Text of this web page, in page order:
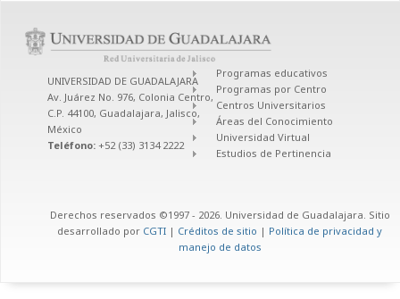
UNIVERSIDAD DE GUADALAJARA
Av. Juárez No. 976, Colonia Centro,
C.P. 44100, Guadalajara, Jalisco,
México
Teléfono: +52 (33) 3134 2222
Programas educativos
Programas por Centro
Centros Universitarios
Áreas del Conocimiento
Universidad Virtual
Estudios de Pertinencia
Derechos reservados ©1997 - 2026. Universidad de Guadalajara. Sitio
desarrollado por CGTI | Créditos de sitio | Política de privacidad y
manejo de datos